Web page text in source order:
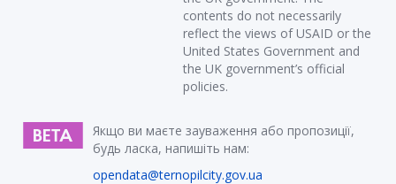
contents do not necessarily
reflect the views of USAID or the
United States Government and
the UK government’s official
policies.
Якщо ви маєте зауваження або пропозиції,
будь ласка, напишіть нам:
opendata@ternopilcity.gov.ua